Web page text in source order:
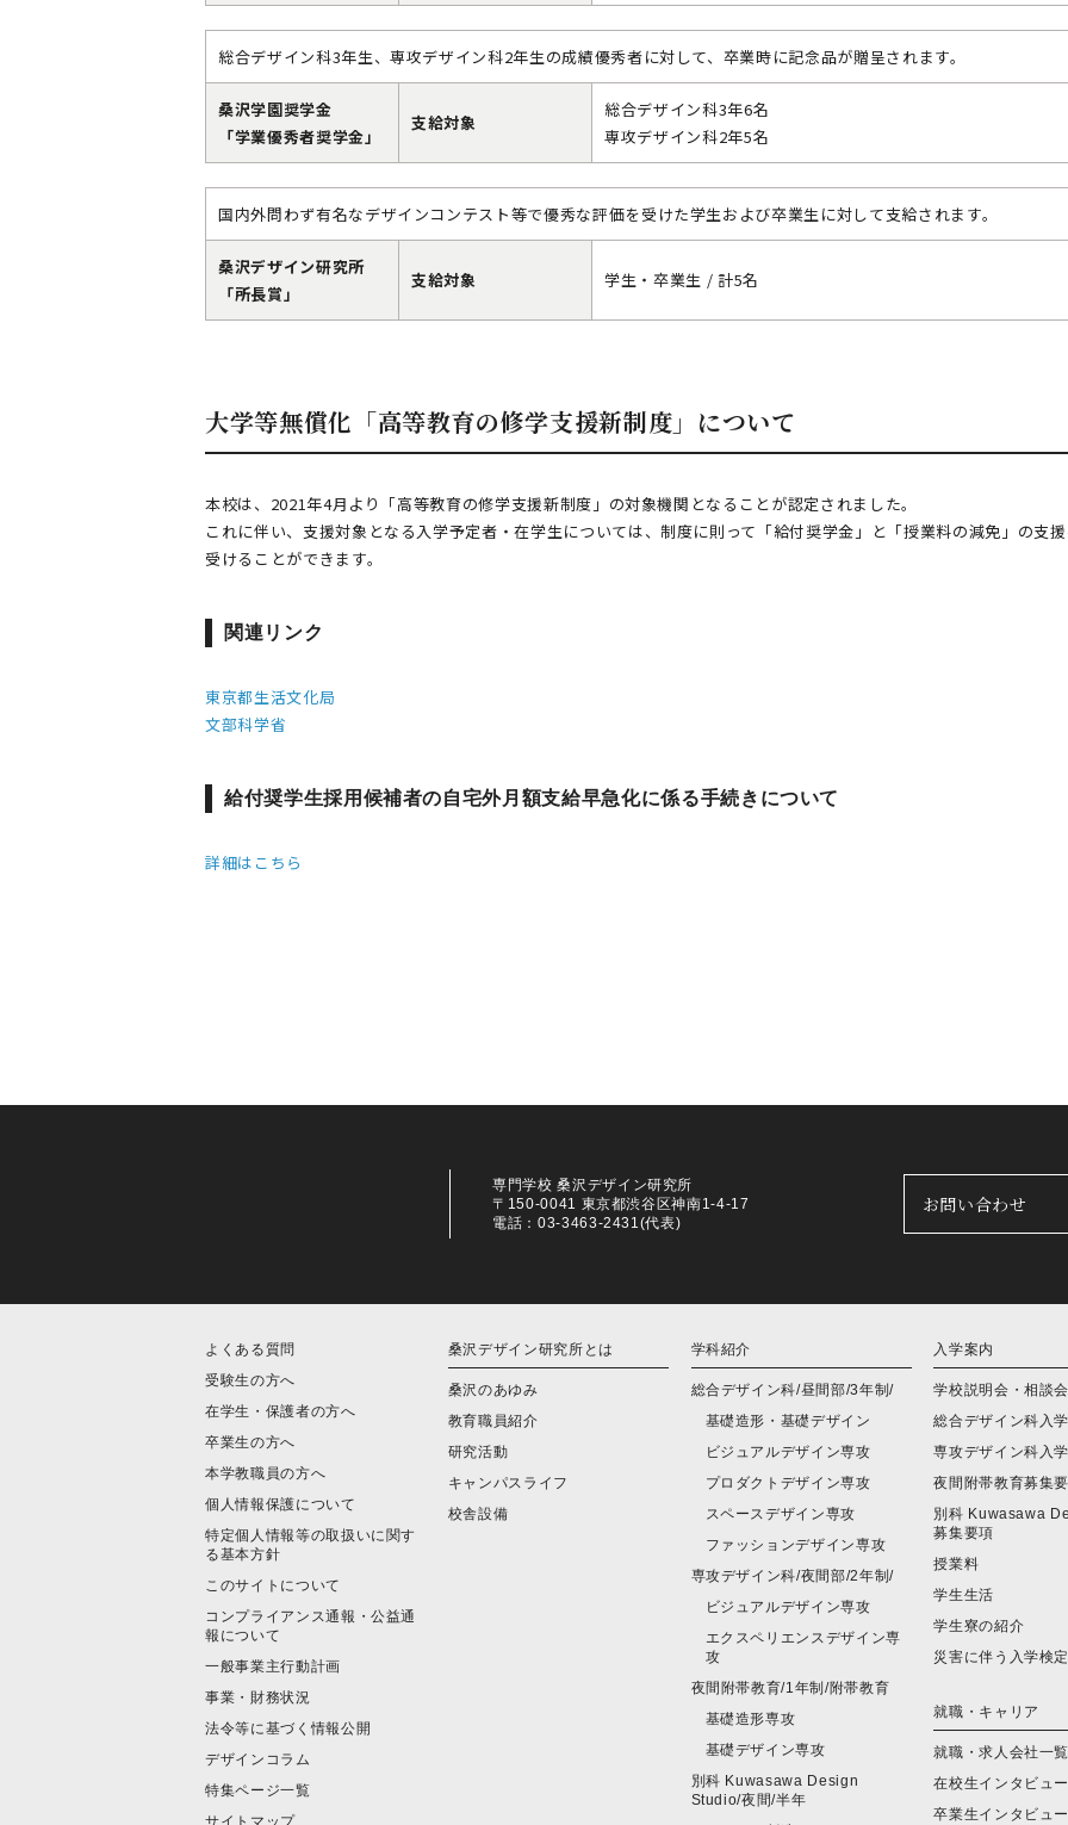
総合デザイン科3年生、専攻デザイン科2年生の成績優秀者に対して、卒業時に記念品が贈呈されます。
桑沢学園奨学金
「学業優秀者奨学金」
支給対象
総合デザイン科3年6名
専攻デザイン科2年5名
国内外問わず有名なデザインコンテスト等で優秀な評価を受けた学生および卒業生に対して支給されます。
桑沢デザイン研究所
「所長賞」
支給対象 学生・卒業生 / 計5名
大学等無償化「高等教育の修学支援新制度」について
本校は、2021年4月より「高等教育の修学支援新制度」の対象機関となることが認定されました。
これに伴い、支援対象となる入学予定者・在学生については、制度に則って「給付奨学金」と「授業料の減免」の支
受けることができます。
関連リンク
東京都生活文化局
文部科学省
給付奨学生採用候補者の自宅外月額支給早急化に係る手続きについて
詳細はこちら
専門学校 桑沢デザイン研究所
〒150-0041 東京都渋谷区神南1-4-17
電話：03-3463-2431(代表)
お問い合わせ
よくある質問
受験生の方へ
在学生・保護者の方へ
卒業生の方へ
本学教職員の方へ
個人情報保護について
特定個人情報等の取扱いに関す
る基本方針
このサイトについて
コンプライアンス通報・公益通
報について
一般事業主行動計画
事業・財務状況
法令等に基づく情報公開
デザインコラム
特集ページ一覧
サイトマップ
桑沢デザイン研究所とは
桑沢のあゆみ
教育職員紹介
研究活動
キャンパスライフ
校舎設備
学科紹介
総合デザイン科/昼間部/3年制/
基礎造形・基礎デザイン
ビジュアルデザイン専攻
プロダクトデザイン専攻
スペースデザイン専攻
ファッションデザイン専攻
専攻デザイン科/夜間部/2年制/
ビジュアルデザイン専攻
エクスペリエンスデザイン専
攻
夜間附帯教育/1年制/附帯教育
基礎造形専攻
基礎デザイン専攻
別科 Kuwasawa Design
Studio/夜間/半年
入学案内
学校説明会・相談
総合デザイン科入
専攻デザイン科入
夜間附帯教育募集
別科 Kuwasawa
募集要項
授業料
学生生活
学生寮の紹介
災害に伴う入学検
就職・キャリア
就職・求人会社一
在校生インタビュ
卒業生インタビュ